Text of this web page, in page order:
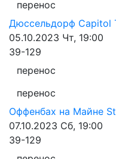
перенос
Дюссельдорф Capitol
05.10.2023 Чт, 19:00
39-129
перенос
перенос
Оффенбах на Майне
07.10.2023 Сб, 19:00
39-129